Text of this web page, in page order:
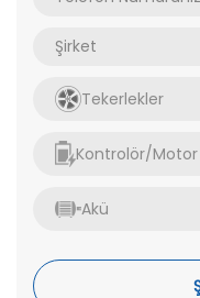
Tekerlekler
Kontrolör/Motor
Akü